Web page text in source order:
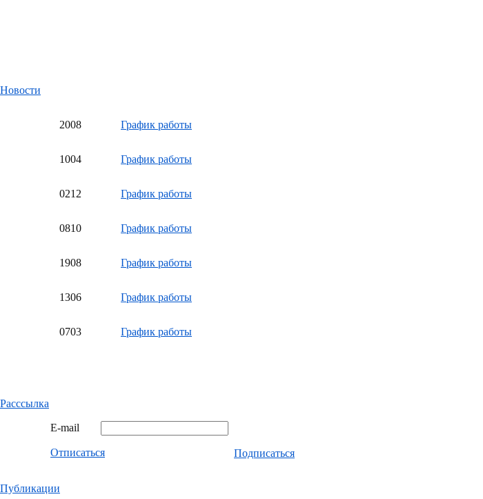
Новости
2008 График работы
1004 График работы
0212 График работы
0810 График работы
1908 График работы
1306 График работы
0703 График работы
Расссылка
E-mail
Отписаться Подписаться
Публикации